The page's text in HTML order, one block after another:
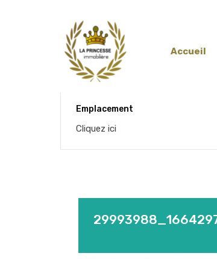
Accueil
Emplacement
Cliquez ici